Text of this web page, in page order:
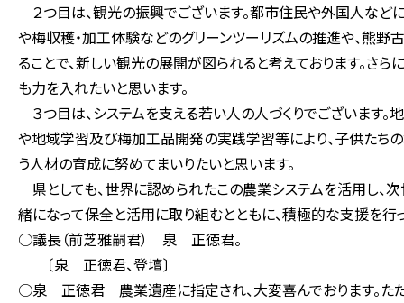
２つ目は、観光の振興でございます。都市住民や外国人など
や梅収穫・加工体験などのグリーンツーリズムの推進や、熊
ることで、新しい観光の展開が図られると考えております。さ
も力を入れたいと思います。
３つ目は、システムを支える若い人の人づくりでございます
や地域学習及び梅加工品開発の実践学習等により、子供たち
う人材の育成に努めてまいりたいと思います。
県としても、世界に認められたこの農業システムを活用し、
緒になって保全と活用に取り組むとともに、積極的な支援を行
○議長（前芝雅嗣君） 泉 正徳君。
〔泉 正徳君、登壇〕
○泉 正徳君 農業遺産に指定され、大変喜んでおります。ただ